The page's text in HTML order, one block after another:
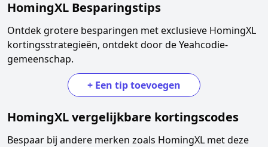
HomingXL Besparingstips
Ontdek grotere besparingen met exclusieve HomingXL
kortingsstrategieën, ontdekt door de Yeahcodie-
gemeenschap.
+ Een tip toevoegen
HomingXLvergelijkbare kortingscodes
Bespaar bij andere merken zoals HomingXL met deze